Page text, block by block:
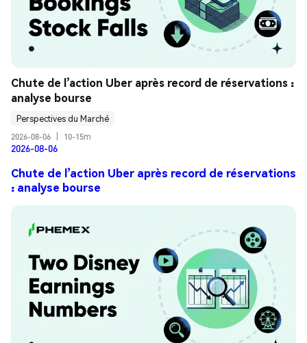
Chute de l’action Uber après record de réservations :
analyse bourse
Perspectives du Marché
2026-08-06
10-15m
2026-08-06
Chute de l’action Uber après record de réservations
: analyse bourse